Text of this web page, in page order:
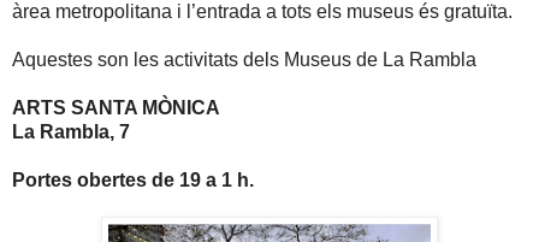
àrea metropolitana i l’entrada a tots els museus és gratuïta.
Aquestes son les activitats dels Museus de La Rambla
ARTS SANTA MÒNICA
La Rambla, 7
Portes obertes de 19 a 1 h.